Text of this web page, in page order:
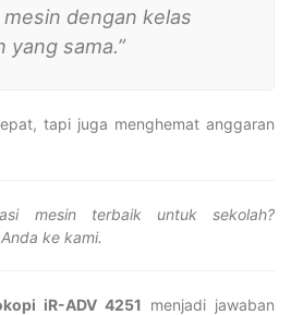
dengan kelas
yang sama.”
tapi juga menghemat anggaran
mesin terbaik untuk sekolah?
ke kami.
iR-ADV 4251 menjadi jawaban